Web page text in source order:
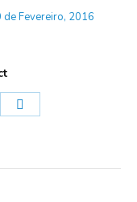
de Fevereiro, 2016